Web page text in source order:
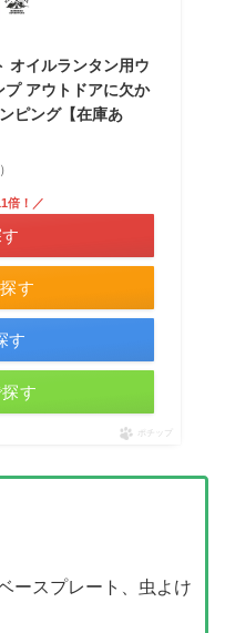
オイルランタン用ウ
プ アウトドアに欠か
ピング【在庫あ
す
倍！／
す
す
ポチップ
ースプレート、虫よけ